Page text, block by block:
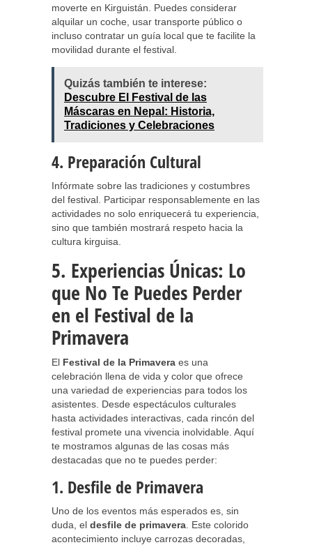
moverte en Kirguistán. Puedes considerar
alquilar un coche, usar transporte público o
incluso contratar un guía local que te facilite la
movilidad durante el festival.
Quizás también te interese:
Descubre El Festival de las
Máscaras en Nepal: Historia,
Tradiciones y Celebraciones
4. Preparación Cultural
Infórmate sobre las tradiciones y costumbres
del festival. Participar responsablemente en las
actividades no solo enriquecerá tu experiencia,
sino que también mostrará respeto hacia la
cultura kirguisa.
5. Experiencias Únicas: Lo
que No Te Puedes Perder
en el Festival de la
Primavera
El Festival de la Primavera es una
celebración llena de vida y color que ofrece
una variedad de experiencias para todos los
asistentes. Desde espectáculos culturales
hasta actividades interactivas, cada rincón del
festival promete una vivencia inolvidable. Aquí
te mostramos algunas de las cosas más
destacadas que no te puedes perder:
1. Desfile de Primavera
Uno de los eventos más esperados es, sin
duda, el desfile de primavera . Este colorido
acontecimiento incluye carrozas decoradas,